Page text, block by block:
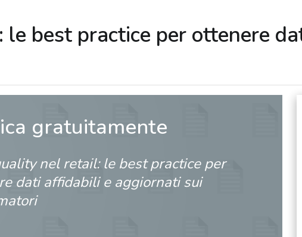
best practice per ottenere
gratuitamente
nel retail: le best practice per
dati affidabili e aggiornati sui